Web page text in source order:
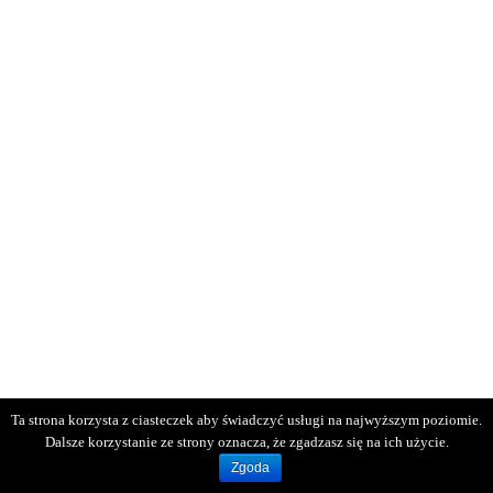
Ta strona korzysta z ciasteczek aby świadczyć usługi na najwyższym poziomie.
Dalsze korzystanie ze strony oznacza, że zgadzasz się na ich użycie.
Zgoda